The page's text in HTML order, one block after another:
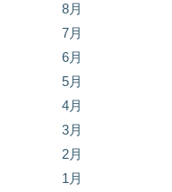
8月
7月
6月
5月
4月
3月
2月
1月